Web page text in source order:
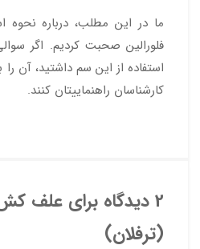
ما در این مطلب، درباره
فلورالین صحبت کردیم. اگر
استفاده از این سم داشتید، آن را
کارشناسان راهنماییتان کنند.
2 دیدگاه برای
علف کش
(ترفلان)